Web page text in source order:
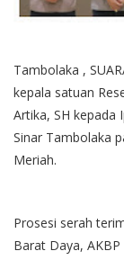
Tambolaka ,
kepala satuan
Artika, SH kepada
Sinar Tambolaka
Meriah.
Prosesi serah
Barat Daya, AKBP